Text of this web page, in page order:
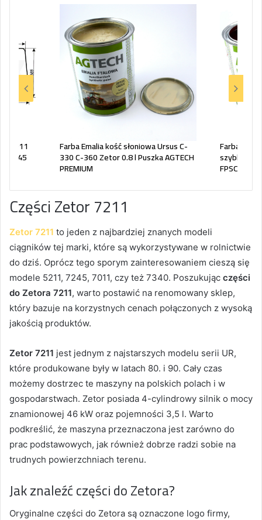
- 7745
Farba Emalia kość słoniowa Ursus C-
330 C-360 Zetor 0.8 l Puszka AGTECH
PREMIUM
Farba
FPSCT
Części Zetor 7211
Zetor 7211 to jeden z najbardziej znanych modeli
ciągników tej marki, które są wykorzystywane w rolnictwie
do dziś. Oprócz tego sporym zainteresowaniem cieszą się
modele 5211, 7245, 7011, czy też 7340. Poszukując części
do Zetora 7211, warto postawić na renomowany sklep,
który bazuje na korzystnych cenach połączonych z wysoką
jakością produktów.
Zetor 7211 jest jednym z najstarszych modelu serii UR,
które produkowane były w latach 80. i 90. Cały czas
możemy dostrzec te maszyny na polskich polach i w
gospodarstwach. Zetor posiada 4-cylindrowy silnik o mocy
znamionowej 46 kW oraz pojemności 3,5 l. Warto
podkreślić, że maszyna przeznaczona jest zarówno do
prac podstawowych, jak również dobrze radzi sobie na
trudnych powierzchniach terenu.
Jak znaleźć części do Zetora?
Oryginalne części do Zetora są oznaczone logo firmy,